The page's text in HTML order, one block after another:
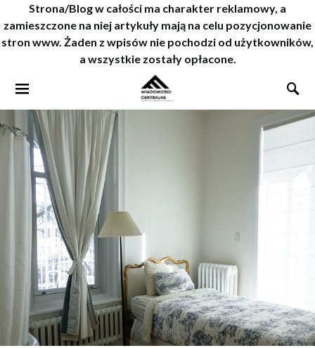
Strona/Blog w całości ma charakter reklamowy, a
zamieszczone na niej artykuły mają na celu pozycjonowanie
stron www. Żaden z wpisów nie pochodzi od użytkowników,
a wszystkie zostały opłacone.